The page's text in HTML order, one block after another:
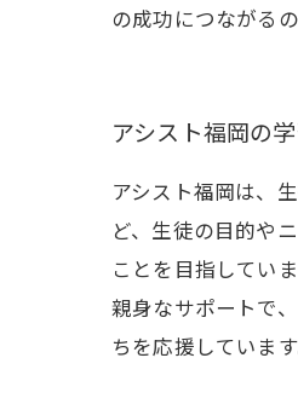
の成功につながるの
アシスト福岡の
アシスト福岡は、
ど、生徒の目的や
ことを目指してい
親身なサポートで
ちを応援しています